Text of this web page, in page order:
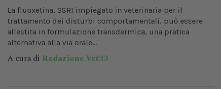
La fluoxetina, SSRI impiegato in veterinaria per il
trattamento dei disturbi comportamentali, può essere
allestita in formulazione transdermica, una pratica
alternativa alla via orale...
A cura di Redazione Vet33